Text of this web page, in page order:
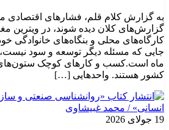
به گزارش کلام قلم، فشارهای اقتصادی
گزارش‌های کلان دیده شوند، در ویترین
کارگاه‌های محلی و بنگاه‌های خانوادگی
جایی که مسئله دیگر توسعه و سود نیست،
ماه است.کسب‌ و کارهای کوچک
کشور هستند. واحدهایی […]
19 جولای 2026